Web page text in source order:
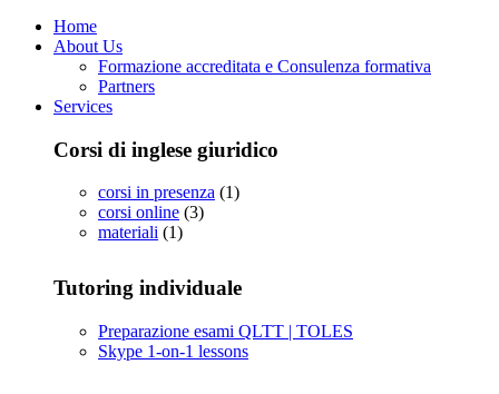
Home
About Us
Formazione accreditata e Consulenza formativa
Partners
Services
Corsi di inglese giuridico
corsi in presenza (1)
corsi online (3)
materiali (1)
Tutoring individuale
Preparazione esami QLTT | TOLES
Skype 1-on-1 lessons